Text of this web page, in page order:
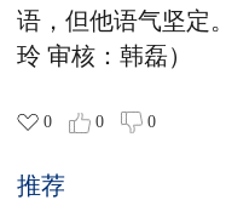
语，但他语气坚定
玲 审核：韩磊）
0 0 0
推荐